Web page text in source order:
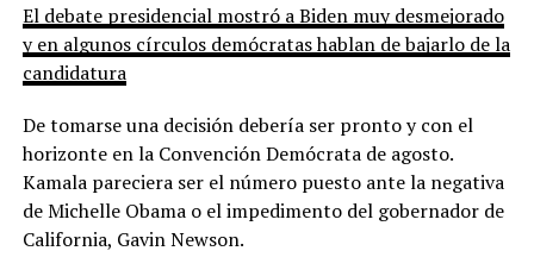
El debate presidencial mostró a Biden muy desmejorado
y en algunos círculos demócratas hablan de bajarlo de la
candidatura
De tomarse una decisión debería ser pronto y con el
horizonte en la Convención Demócrata de agosto.
Kamala pareciera ser el número puesto ante la negativa
de Michelle Obama o el impedimento del gobernador de
California, Gavin Newson.